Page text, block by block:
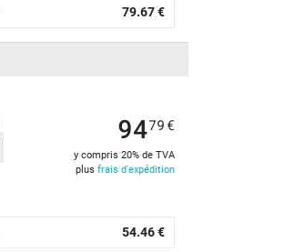
79.67 €
9479 €
y compris 20% de TVA
plus frais d'expédition
54.46 €